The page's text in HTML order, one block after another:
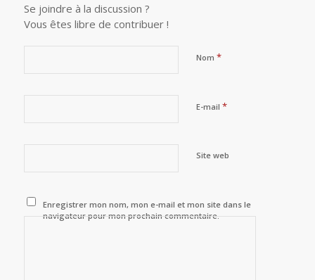
Se joindre à la discussion ?
Vous êtes libre de contribuer !
Nom *
E-mail *
Site web
Enregistrer mon nom, mon e-mail et mon site dans le
navigateur pour mon prochain commentaire.